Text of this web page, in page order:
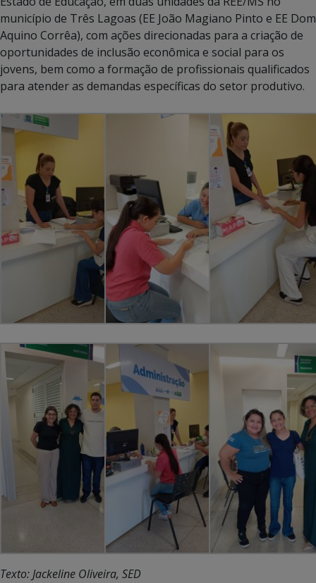
município de Três Lagoas (EE João Magiano Pinto e EE Dom
Aquino Corrêa), com ações direcionadas para a criação de
oportunidades de inclusão econômica e social para os
jovens, bem como a formação de profissionais qualificados
para atender as demandas específicas do setor produtivo.
Texto: Jackeline Oliveira, SED